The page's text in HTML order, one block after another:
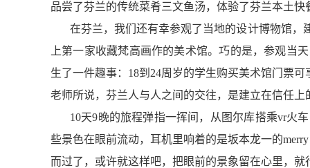
品尝了芬兰的传统菜肴三文鱼汤，体验了芬兰本土快
在芬兰，我们还有幸参观了当地的设计博物馆
上第一家收藏梵高画作的美术馆。巧的是，参观当
生了一件趣事：18到24周岁的学生购买美术馆门票
老师所说，芬兰人与人之间的交往，是建立在信任上
10天9晚的旅程弹指一挥间，从图尔库搭乘vr火
些景色在眼前流动，耳机里响着的是坂本龙一的merry
而过了，或许就这样吧，把眼前的景象留在心里，就